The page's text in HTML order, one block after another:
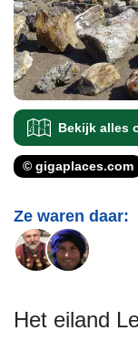
Bekijk alles
© gigaplaces.com
Ze waren daar:
Het eiland